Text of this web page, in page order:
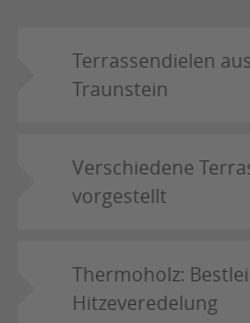
Terrassendielen
Traunstein
Verschiedene
vorgestellt
Thermoholz:
Hitzeveredelung